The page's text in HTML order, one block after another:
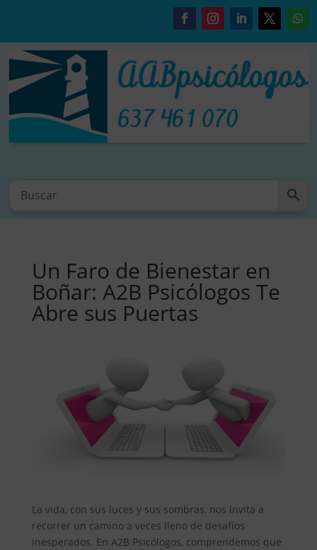
Un Faro de Bienestar en
Boñar: A2B Psicólogos Te
Abre sus Puertas
La vida, con sus luces y sus sombras, nos invita a
recorrer un camino a veces lleno de desafíos
inesperados. En A2B Psicólogos, comprendemos que